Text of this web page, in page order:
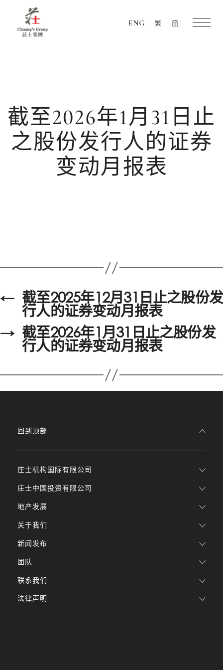
ENG 繁 简
截至2026年1月31日止
之股份发行人的证券
变动月报表
← 截至2025年12月31日止之股份发
行人的证券变动月报表
→ 截至2026年1月31日止之股份发
行人的证券变动月报表
庄士机构国际有限公司
庄士中国投资有限公司
地产发展
关于我们
新闻发布
团队
回到顶部
联系我们
法律声明